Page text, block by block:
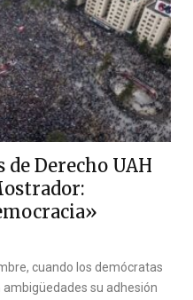
de Derecho UAH
cuando los demócratas
su adhesión